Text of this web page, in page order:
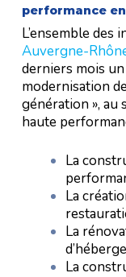
performance
L’ensemble
Auvergne-
derniers mois
modernisation
génération », au
haute
La
La
La
La